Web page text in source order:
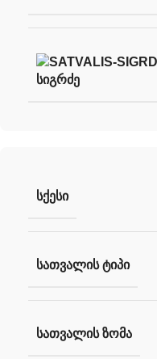
ᲡᲘᲒᲠᲫᲔ
ᲡᲥᲔᲡᲘ
ᲡᲐᲗᲕᲐᲚᲘᲡ ᲢᲘᲞᲘ
ᲡᲐᲗᲕᲐᲚᲘᲡ ᲖᲝᲛᲐ